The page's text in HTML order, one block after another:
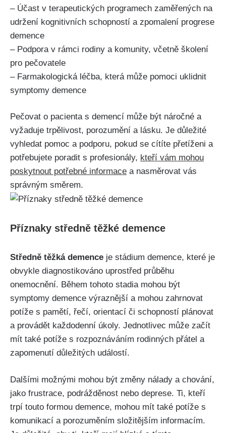
– Účast v terapeutických programech zaměřených na
udržení kognitivních schopností a zpomalení progrese
demence
– Podpora v rámci rodiny a komunity, včetně školení
pro pečovatele
– Farmakologická léčba, která může pomoci uklidnit
symptomy demence
Pečovat o pacienta s demencí může být náročné a
vyžaduje trpělivost, porozumění a lásku. Je důležité
vyhledat pomoc a podporu, pokud se cítíte přetíženi a
potřebujete poradit s profesionály, kteří vám mohou
poskytnout potřebné informace a nasměrovat vás
správným směrem.
Příznaky středně těžké demence
Středně těžká demence je stádium demence, které je
obvykle diagnostikováno uprostřed průběhu
onemocnění. Během tohoto stadia mohou být
symptomy demence výraznější a mohou zahrnovat
potíže s pamětí, řečí, orientací či schopností plánovat
a provádět každodenní úkoly. Jednotlivec může začít
mít také potíže s rozpoznáváním rodinných přátel a
zapomenutí důležitých událostí.
Dalšími možnými mohou být změny nálady a chování,
jako frustrace, podrážděnost nebo deprese. Ti, kteří
trpí touto formou demence, mohou mít také potíže s
komunikací a porozuměním složitějším informacím.